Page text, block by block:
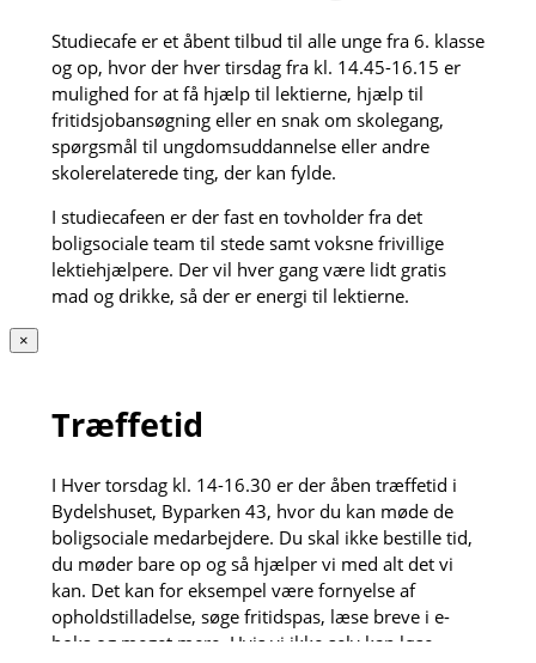
Studiecafe er et åbent tilbud til alle unge fra 6. klasse
og op, hvor der hver tirsdag fra kl. 14.45-16.15 er
mulighed for at få hjælp til lektierne, hjælp til
fritidsjobansøgning eller en snak om skolegang,
spørgsmål til ungdomsuddannelse eller andre
skolerelaterede ting, der kan fylde.
I studiecafeen er der fast en tovholder fra det
boligsociale team til stede samt voksne frivillige
lektiehjælpere. Der vil hver gang være lidt gratis
mad og drikke, så der er energi til lektierne.
×
Træffetid
I Hver torsdag kl. 14-16.30 er der åben træffetid i
Bydelshuset, Byparken 43, hvor du kan møde de
boligsociale medarbejdere. Du skal ikke bestille tid,
du møder bare op og så hjælper vi med alt det vi
kan. Det kan for eksempel være fornyelse af
opholdstilladelse, søge fritidspas, læse breve i e-
boks og meget mere. Hvis vi ikke selv kan løse